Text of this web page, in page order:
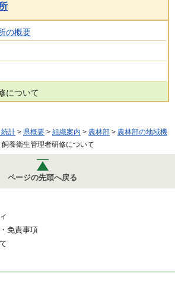
の概要
について
計 > 県概要 > 組織案内 > 農林部 > 農林部の地域機
飼養衛生管理者研修について
ページの先頭へ戻る
免責事項